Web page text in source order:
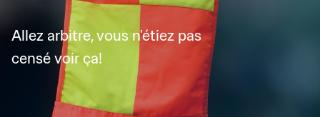
Allez arbitre, vous n'étiez pas
censé voir ça!